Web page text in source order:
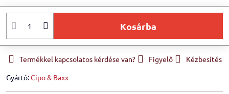
Kosárba
Termékkel kapcsolatos kérdése van? Figyelő
Kézbesítés
Gyártó:Cipo & Baxx